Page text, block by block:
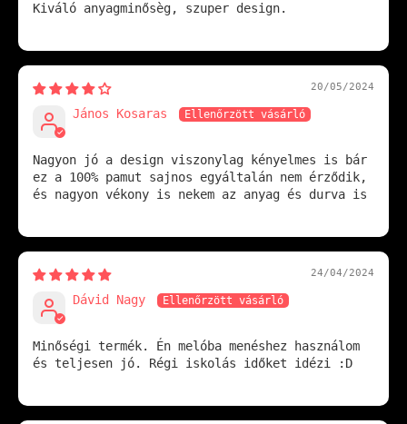
Kiváló anyagminősèg, szuper design.
20/05/2024
János Kosaras
Nagyon jó a design viszonylag kényelmes is bár
ez a 100% pamut sajnos egyáltalán nem érződik,
és nagyon vékony is nekem az anyag és durva is
24/04/2024
Dávid Nagy
Minőségi termék. Én melóba menéshez használom
és teljesen jó. Régi iskolás időket idézi :D